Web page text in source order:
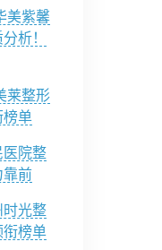
美紫馨
析！
莱整形
榜单
医院整
靠前
时光整
衔榜单